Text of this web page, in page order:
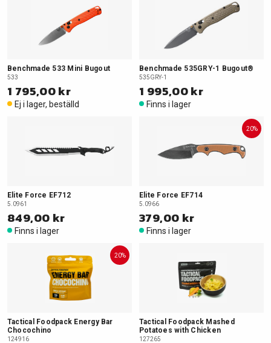
Benchmade 533 Mini Bugout
533
1 795,00 kr
Ej i lager, beställd
Benchmade 535GRY-1 Bugout®
535GRY-1
1 995,00 kr
Finns i lager
Elite Force EF712
5.0961
849,00 kr
Finns i lager
20%
Elite Force EF714
5.0966
379,00 kr
Finns i lager
20%
Tactical Foodpack Energy Bar
Chocochino
124916
Tactical Foodpack Mashed
Potatoes with Chicken
127265